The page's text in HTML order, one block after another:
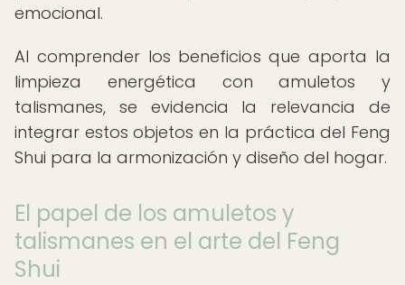
emocional.
Al comprender los beneficios que aporta la
limpieza energética con amuletos y
talismanes, se evidencia la relevancia de
integrar estos objetos en la práctica del Feng
Shui para la armonización y diseño del hogar.
El papel de los amuletos y
talismanes en el arte del Feng
Shui